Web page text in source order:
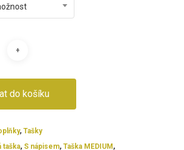
do košíku
, Tašky
taška, S nápisem, Taška MEDIUM ,